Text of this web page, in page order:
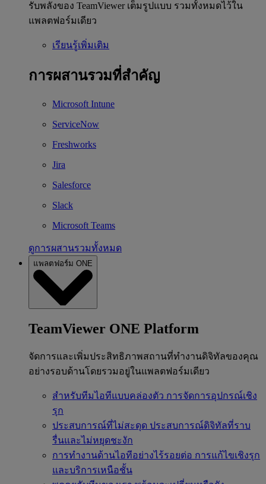
รับพลังของ TeamViewer เต็มรูปแบบ รวมทั้งหมดไว้ใน
แพลตฟอร์มเดียว
เรียนรู้เพิ่มเติม
การผสานรวมที่สำคัญ
Microsoft Intune
ServiceNow
Freshworks
Jira
Salesforce
Slack
Microsoft Teams
ดูการผสานรวมทั้งหมด
แพลตฟอร์ม ONE
TeamViewer ONE Platform
จัดการและเพิ่มประสิทธิภาพสถานที่ทำงานดิจิทัลของคุณ
อย่างรอบด้านโดยรวมอยู่ในแพลตฟอร์มเดียว
สำหรับทีมไอทีแบบคล่องตัว การจัดการอุปกรณ์เชิง
รุก
ประสบการณ์ที่ไม่สะดุด ประสบการณ์ดิจิทัลที่ราบ
รื่นและไม่หยุดชะงัก
การทำงานด้านไอทีอย่างไร้รอยต่อ การแก้ไขเชิงรุก
และบริการเหนือชั้น